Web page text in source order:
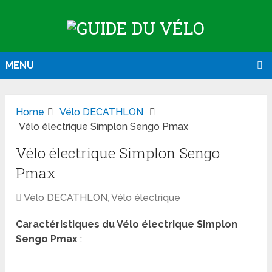
MENU
Home
Vélo DECATHLON
Vélo électrique Simplon Sengo Pmax
Vélo électrique Simplon Sengo
Pmax
Vélo DECATHLON,Vélo électrique
Caractéristiques du Vélo électrique Simplon
Sengo Pmax :